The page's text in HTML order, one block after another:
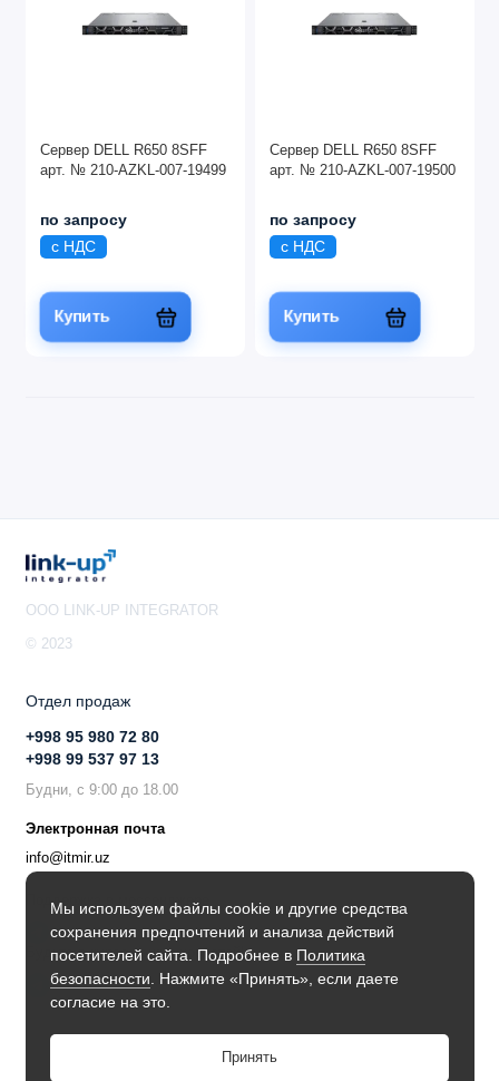
Сервер DELL R650 8SFF
арт. № 210-AZKL-007-19499
по запросу
с НДС
Купить
Сервер DELL R650 8SFF
арт. № 210-AZKL-007-19500
по запросу
с НДС
Купить
Мы используем файлы cookie и другие средства
сохранения предпочтений и анализа действий
посетителей сайта. Подробнее в Политика
безопасности . Нажмите «Принять», если даете
согласие на это.
Принять
OOO LINK-UP INTEGRATOR
© 2023
Отдел продаж
+998 95 980 72 80
+998 99 537 97 13
Будни, с 9:00 до 18.00
Электронная почта
info@itmir.uz
Поддержка в мессенджере
Будьте в курсе наших новостей!